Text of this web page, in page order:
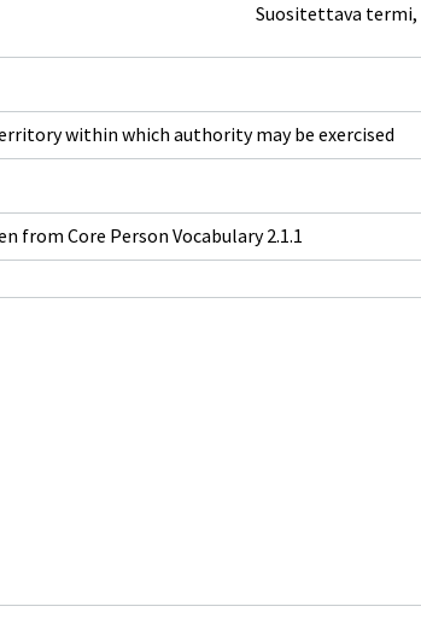
Suositettava termi,
within which authority may be exercised
from Core Person Vocabulary 2.1.1